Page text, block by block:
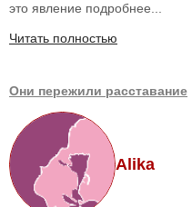
это явление подробнее...
Читать полностью
Они пережили расставание
Alika